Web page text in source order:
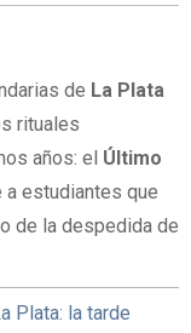
de La Plata
rituales
años: el Último
a estudiantes que
de la despedida de
Plata: la tarde